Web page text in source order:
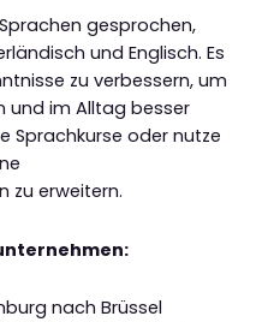
gesprochen,
und Englisch. Es
zu verbessern, um
und im Alltag besser
Sprachkurse oder nutze
zu erweitern.
nach Brüssel